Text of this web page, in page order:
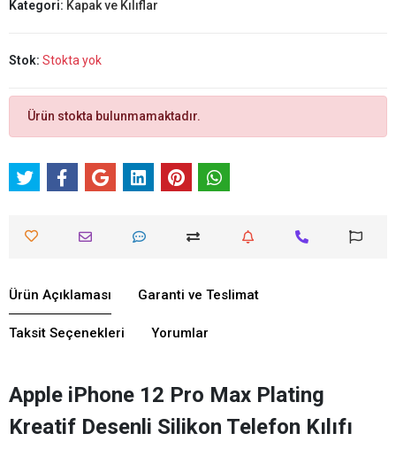
Kategori: Kapak ve Kılıflar
Stok: Stokta yok
Ürün stokta bulunmamaktadır.
Ürün Açıklaması Garanti ve Teslimat
Taksit Seçenekleri Yorumlar
Apple iPhone 12 Pro Max Plating
Kreatif Desenli Silikon Telefon Kılıfı